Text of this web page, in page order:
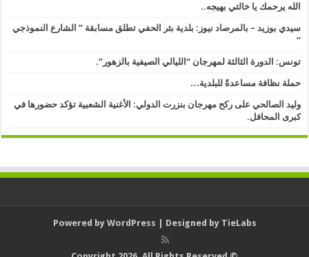
الله يرحمك يا خالتي بهيجه..
سيدي بوزيد – بالمرصاد نيوز: بلدية بئر الحفي تطلق مسابقة ” الشارع النموذجي
” ​
تونس: الدورة الثالثة لمهرجان “الليالي الصيفية بالزهور”.
حملة نظافة مساعدةً للبلدية…
وليد الصالحي على ركح مهرجان بنزرت الدولي: الأغنية الشعبية تؤكد حضورها في
كبرى المحافل.
Powered by WordPress | Designed by TieLabs